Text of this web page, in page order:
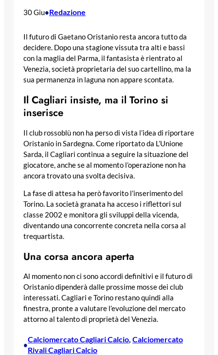
30 Giu•Redazione
Il futuro di Gaetano Oristanio resta ancora tutto da
decidere. Dopo una stagione vissuta tra alti e bassi
con la maglia del Parma, il fantasista è rientrato al
Venezia, società proprietaria del suo cartellino, ma la
sua permanenza in laguna non appare scontata.
Il Cagliari insiste, ma il Torino si
inserisce
Il club rossoblù non ha perso di vista l’idea di riportare
Oristanio in Sardegna. Come riportato da L’Unione
Sarda, il Cagliari continua a seguire la situazione del
giocatore, anche se al momento l’operazione non ha
ancora trovato una svolta decisiva.
La fase di attesa ha però favorito l’inserimento del
Torino. La società granata ha acceso i riflettori sul
classe 2002 e monitora gli sviluppi della vicenda,
diventando una concorrente concreta nella corsa al
trequartista.
Una corsa ancora aperta
Al momento non ci sono accordi definitivi e il futuro di
Oristanio dipenderà dalle prossime mosse dei club
interessati. Cagliari e Torino restano quindi alla
finestra, pronte a valutare l’evoluzione del mercato
attorno al talento di proprietà del Venezia.
•
Calciomercato Cagliari Calcio Calciomercato
Rivali Cagliari Calcio